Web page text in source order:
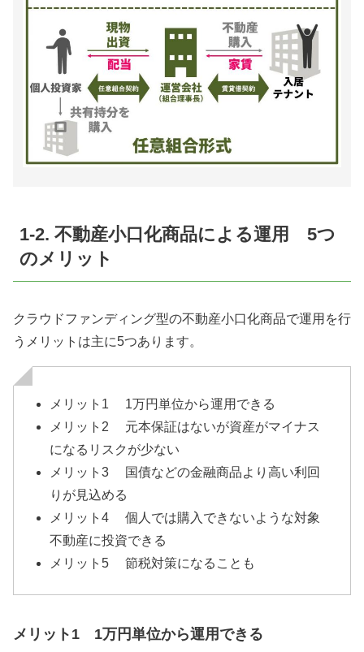
1-2. 不動産小口化商品による運用 5つ
のメリット
クラウドファンディング型の不動産小口化商品で運用を行
うメリットは主に5つあります。
メリット1 1万円単位から運用できる
メリット2 元本保証はないが資産がマイナス
になるリスクが少ない
メリット3 国債などの金融商品より高い利回
りが見込める
メリット4 個人では購入できないような対象
不動産に投資できる
メリット5 節税対策になることも
メリット1 1万円単位から運用できる